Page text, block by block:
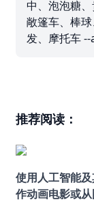
中、泡泡糖
敞篷车、棒
发、摩托车
推荐阅读：
使用人工智能
作动画电影或